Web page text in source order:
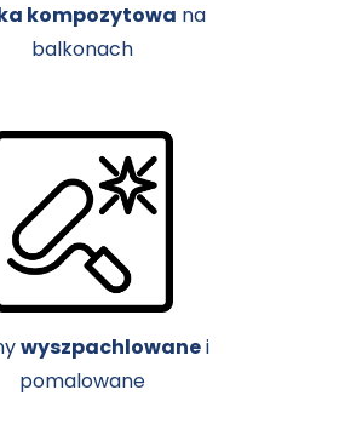
kompozytowa na
balkonach
wyszpachlowanei
pomalowane